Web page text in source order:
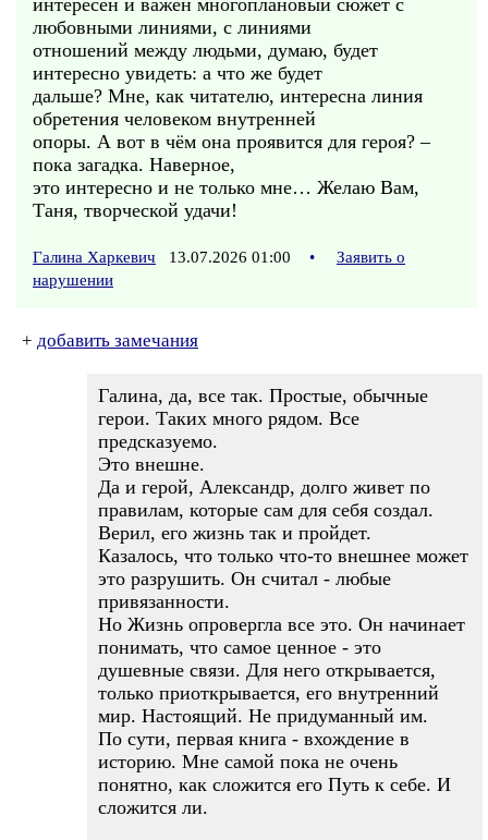
интересен и важен многоплановый сюжет с
любовными линиями, с линиями
отношений между людьми, думаю, будет
интересно увидеть: а что же будет
дальше? Мне, как читателю, интересна линия
обретения человеком внутренней
опоры. А вот в чём она проявится для героя? –
пока загадка. Наверное,
это интересно и не только мне… Желаю Вам,
Таня, творческой удачи!
Галина Харкевич 13.07.2026 01:00 •
Заявить о
нарушении
+ добавить замечания
Галина, да, все так. Простые, обычные
герои. Таких много рядом. Все
предсказуемо.
Это внешне.
Да и герой, Александр, долго живет по
правилам, которые сам для себя создал.
Верил, его жизнь так и пройдет.
Казалось, что только что-то внешнее может
это разрушить. Он считал - любые
привязанности.
Но Жизнь опровергла все это. Он начинает
понимать, что самое ценное - это
душевные связи. Для него открывается,
только приоткрывается, его внутренний
мир. Настоящий. Не придуманный им.
По сути, первая книга - вхождение в
историю. Мне самой пока не очень
понятно, как сложится его Путь к себе. И
сложится ли.